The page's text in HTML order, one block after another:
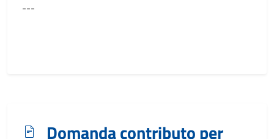
---
Domanda contributo per